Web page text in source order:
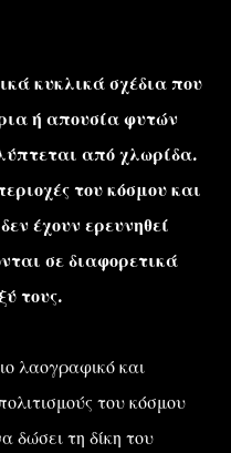
κυκλικά σχέδια που
ή απουσία φυτών
από χλωρίδα.
του κόσμου και
έχουν ερευνηθεί
σε διαφορετικά
τους.
λαογραφικό και
του κόσμου
δώσει τη δίκη του